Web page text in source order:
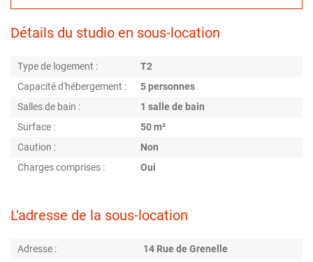
Détails du studio en sous-location
Type de logement :
T2
Capacité d'hébergement :
5 personnes
Salles de bain :
1 salle de bain
Surface :
50 m²
Caution :
Non
Charges comprises :
Oui
L'adresse de la sous-location
Adresse :
14 Rue de Grenelle